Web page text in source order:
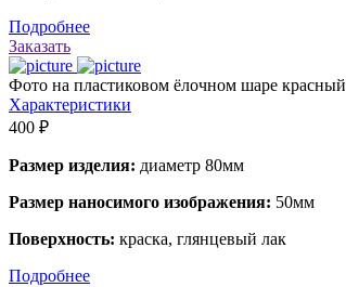
Подробнее
Заказать
Фото на пластиковом ёлочном шаре красный
Характеристики
400 ₽
Размер изделия: диаметр 80мм
Размер наносимого изображения: 50мм
Поверхность: краска, глянцевый лак
Подробнее